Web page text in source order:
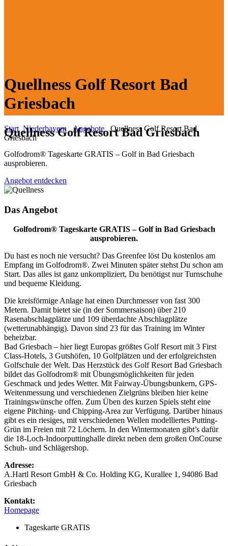
Quellness Golf Resort Bad
Griesbach
Start Niederbayern Angebote
Quellness Golf Resort Bad
Griesbach
Quellness Golf Resort Bad Griesbach
Golfodrom® Tageskarte GRATIS – Golf in Bad Griesbach
ausprobieren.
Angebot entdecken
Das Angebot
Golfodrom® Tageskarte GRATIS – Golf in Bad Griesbach
ausprobieren.
Du hast es noch nie versucht? Das Greenfee löst Du kostenlos am
Empfang im Golfodrom®. Zwei Minuten später stehst Du schon am
Start. Das alles ist ganz unkompliziert, Du benötigst nur Turnschuhe
und bequeme Kleidung.
Die kreisförmige Anlage hat einen Durchmesser von fast 300
Metern. Damit bietet sie (in der Sommersaison) über 210
Rasenabschlagplätze und 109 überdachte Abschlagplätze
(wetterunabhängig). Davon sind 23 für das Training im Winter
beheizbar.
Bad Griesbach – hier liegt Europas größtes Golf Resort mit 3 First
Class-Hotels, 3 Gutshöfen, 10 Golfplätzen und der erfolgreichsten
Golfschule der Welt. Das Herzstück des Golf Resort Bad Griesbach
bildet das Golfodrom® mit Übungsmöglichkeiten für jeden
Geschmack und jedes Wetter. Mit Fairway-Übungsbunkern, GPS-
Weitenmessung und verschiedenen Zielgrüns bleiben hier keine
Trainingswünsche offen. Zum Üben des kurzen Spiels steht eine
eigene Pitching- und Chipping-Area zur Verfügung. Darüber hinaus
gibt es ein riesiges, mit verschiedenen Wellen modelliertes Putting-
Grün im Freien mit 72 Löchern. In den Wintermonaten gibt’s dafür
die 18-Loch-Indoorputtinghalle direkt neben dem großen OnCourse
Schuh- und Schlägershop.
Adresse:
A.Hartl Resort GmbH & Co. Holding KG, Kurallee 1, 94086 Bad
Griesbach
Kontakt:
Homepage
Tageskarte GRATIS